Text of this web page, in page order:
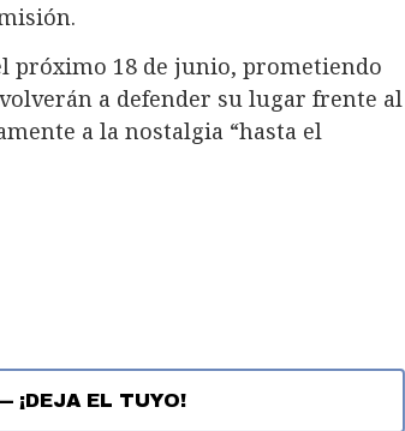
próximo 18 de junio, prometiendo
a defender su lugar frente al
a la nostalgia “hasta el
¡DEJA EL TUYO!